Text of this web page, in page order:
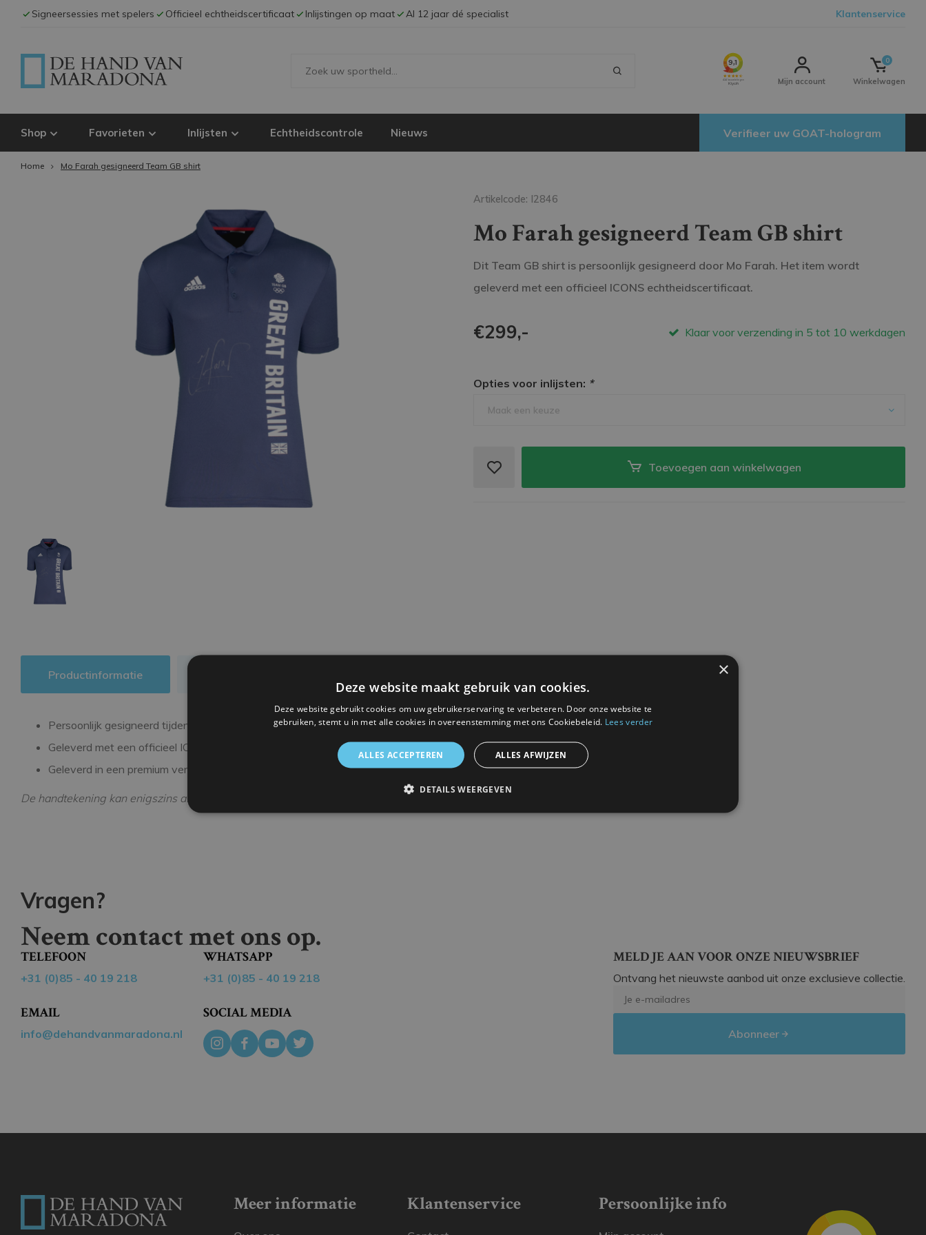
Signeersessies met spelers Officieel echtheidscertificaat Inlijstingen op maat Al 12 jaar dé specialist Klantenservice
Mijn account
0
Winkelwagen
Shop Favorieten Inlijsten Echtheidscontrole Nieuws Verifieer uw GOAT-hologram
Home Mo Farah gesigneerd Team GB shirt
Artikelcode: I2846
Mo Farah gesigneerd Team GB shirt
Dit Team GB shirt is persoonlijk gesigneerd door Mo Farah. Het item wordt
geleverd met een officieel ICONS echtheidscertificaat.
€299,- Klaar voor verzending in 5 tot 10 werkdagen
Opties voor inlijsten: *
Maak een keuze
Toevoegen aan winkelwagen
Productinformatie
Persoonlijk gesigneerd tijdens een exclusieve signeersessie
Geleverd met een officieel ICONS echtheidscertificaat
Geleverd in een premium verpakking
De handtekening kan enigszins afwijken van de getoonde afbeelding.
Vragen?
Neem contact met ons op.
TELEFOON
+31 (0)85 - 40 19 218
WHATSAPP
+31 (0)85 - 40 19 218
EMAIL
info@dehandvanmaradona.nl
SOCIAL MEDIA
MELD JE AAN VOOR ONZE NIEUWSBRIEF
Ontvang het nieuwste aanbod uit onze exclusieve collectie.
Abonneer
Meer informatie Klantenservice Persoonlijke info
×
Deze website maakt gebruik van cookies.
Deze website gebruikt cookies om uw gebruikerservaring te verbeteren. Door onze website te
gebruiken, stemt u in met alle cookies in overeenstemming met ons Cookiebeleid. Lees verder
ALLES ACCEPTEREN ALLES AFWIJZEN
DETAILS WEERGEVEN